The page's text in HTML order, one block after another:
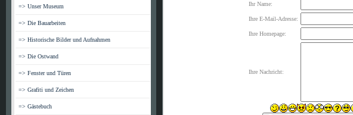
=> Unser Museum
=> Die Bauarbeiten
=> Historische Bilder und Aufnahmen
=> Die Ostwand
=> Fenster und Türen
=> Grafiti und Zeichen
=> Gästebuch
Ihr Name:
Ihre E-Mail-Adresse:
Ihre Homepage:
Ihre Nachricht: